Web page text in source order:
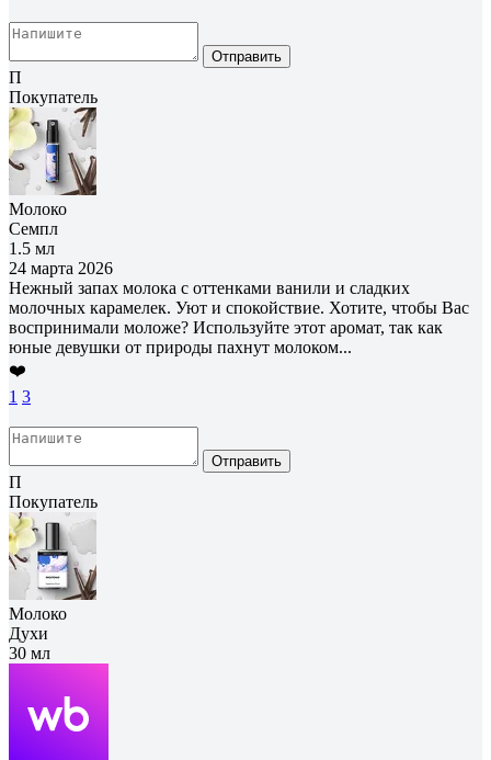
Отправить
П
Покупатель
Молоко
Семпл
1.5 мл
24 марта 2026
Нежный запах молока с оттенками ванили и сладких
молочных карамелек. Уют и спокойствие. Хотите, чтобы Вас
воспринимали моложе? Используйте этот аромат, так как
юные девушки от природы пахнут молоком...
❤️
1 3
Отправить
П
Покупатель
Молоко
Духи
30 мл